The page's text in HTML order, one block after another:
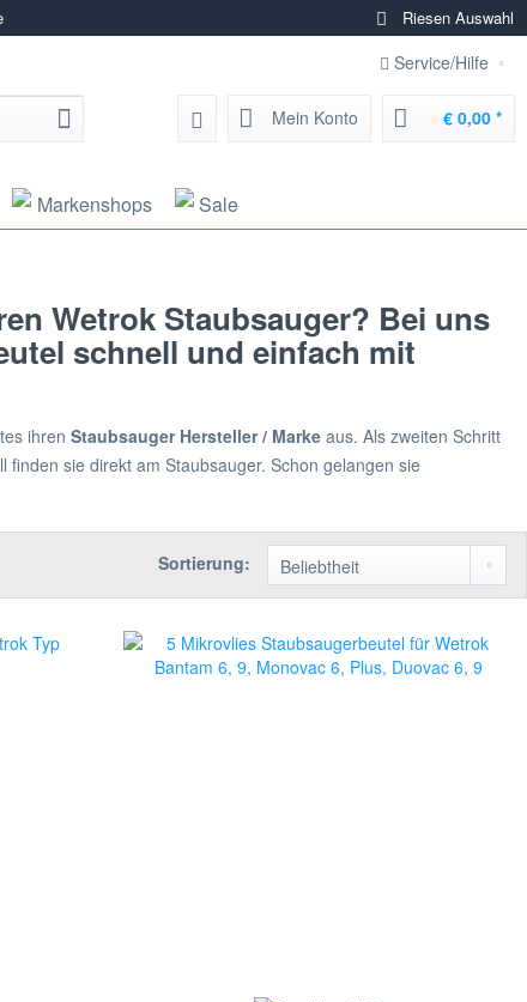
Riesen Auswahl
Service/Hilfe
Mein Konto € 0,00 *
Markenshops Sale
Wetrok Staubsauger? Bei uns
schnell und einfach mit
ihren Staubsauger Hersteller / Marke aus. Als zweiten Schritt
sie direkt am Staubsauger. Schon gelangen sie
Sortierung: